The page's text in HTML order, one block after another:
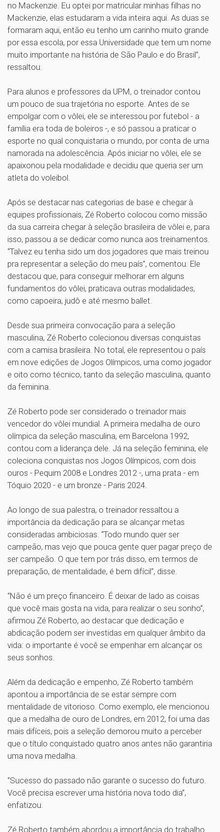
no Mackenzie. Eu optei por matricular minhas filhas no
Mackenzie, elas estudaram a vida inteira aqui. As duas se
formaram aqui, então eu tenho um carinho muito grande
por essa escola, por essa Universidade que tem um nome
muito importante na história de São Paulo e do Brasil”,
ressaltou.
Para alunos e professores da UPM, o treinador contou
um pouco de sua trajetória no esporte. Antes de se
empolgar com o vôlei, ele se interessou por futebol - a
família era toda de boleiros -, e só passou a praticar o
esporte no qual conquistaria o mundo, por conta de uma
namorada na adolescência. Após iniciar no vôlei, ele se
apaixonou pela modalidade e decidiu que queria ser um
atleta do voleibol.
Após se destacar nas categorias de base e chegar à
equipes profissionais, Zé Roberto colocou como missão
da sua carreira chegar à seleção brasileira de vôlei e, para
isso, passou a se dedicar como nunca aos treinamentos.
“Talvez eu tenha sido um dos jogadores que mais treinou
pra representar a seleção do meu país”, comentou. Ele
destacou que, para conseguir melhorar em alguns
fundamentos do vôlei, praticava outras modalidades,
como capoeira, judô e até mesmo ballet.
Desde sua primeira convocação para a seleção
masculina, Zé Roberto colecionou diversas conquistas
com a camisa brasileira. No total, ele representou o país
em nove edições de Jogos Olímpicos, uma como jogador
e oito como técnico, tanto da seleção masculina, quanto
da feminina.
Zé Roberto pode ser considerado o treinador mais
vencedor do vôlei mundial. A primeira medalha de ouro
olímpica da seleção masculina, em Barcelona 1992,
contou com a liderança dele. Já na seleção feminina, ele
coleciona conquistas nos Jogos Olímpicos, com dois
ouros - Pequim 2008 e Londres 2012 -, uma prata - em
Tóquio 2020 - e um bronze - Paris 2024.
Ao longo de sua palestra, o treinador ressaltou a
importância da dedicação para se alcançar metas
consideradas ambiciosas. “Todo mundo quer ser
campeão, mas vejo que pouca gente quer pagar preço de
ser campeão. O que tem por trás disso, em termos de
preparação, de mentalidade, é bem difícil”, disse.
“Não é um preço financeiro. É deixar de lado as coisas
que você mais gosta na vida, para realizar o seu sonho”,
afirmou Zé Roberto, ao destacar que dedicação e
abdicação podem ser investidas em qualquer âmbito da
vida: o importante é você se empenhar em alcançar os
seus sonhos.
Além da dedicação e empenho, Zé Roberto também
apontou a importância de se estar sempre com
mentalidade de vitorioso. Como exemplo, ele mencionou
que a medalha de ouro de Londres, em 2012, foi uma das
mais difíceis, pois a seleção demorou muito a perceber
que o título conquistado quatro anos antes não garantiria
uma nova medalha.
“Sucesso do passado não garante o sucesso do futuro.
Você precisa escrever uma história nova todo dia”,
enfatizou.
Zé Roberto também abordou a importância do trabalho